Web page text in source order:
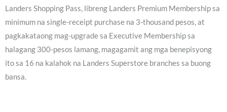
Landers Shopping Pass, libreng Landers Premium Membership sa
minimum na single-receipt purchase na 3-thousand pesos, at
pagkakataong mag-upgrade sa Executive Membership sa
halagang 300-pesos lamang, magagamit ang mga benepisyong
ito sa 16 na kalahok na Landers Superstore branches sa buong
bansa.